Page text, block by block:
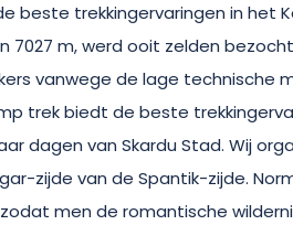
beste trekkingervaringen in het
7027 m, werd ooit zelden
vanwege de lage technische
trek biedt de beste
dagen van Skardu Stad. Wij
zijde van de Spantik-zijde.
men de romantische